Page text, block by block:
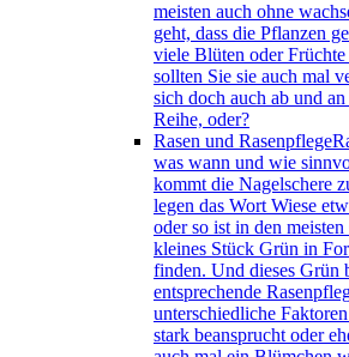
meisten auch ohne
geht, dass die Pflanzen
viele Blüten oder
sollten Sie sie auch mal
sich doch auch ab und
Reihe, oder?
Rasen und Rasenpflege
was wann und wie
kommt die Nagelschere
legen das Wort Wiese
oder so ist in den
kleines Stück Grün in
finden. Und dieses Grün
entsprechende
unterschiedliche
stark beansprucht oder